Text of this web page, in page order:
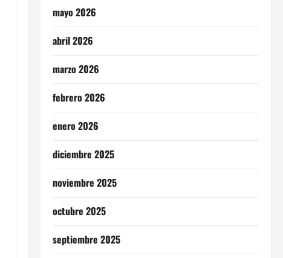
mayo 2026
abril 2026
marzo 2026
febrero 2026
enero 2026
diciembre 2025
noviembre 2025
octubre 2025
septiembre 2025